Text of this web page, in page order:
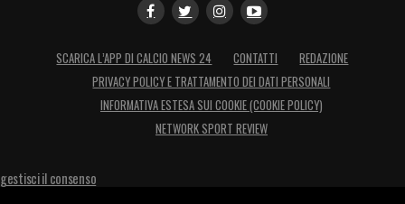
SCARICA L’APP DI CALCIO NEWS 24 CONTATTI
REDAZIONE
PRIVACY POLICY E TRATTAMENTO DEI DATI PERSONALI
INFORMATIVA ESTESA SUI COOKIE (COOKIE POLICY)
NETWORK SPORT REVIEW
gestisci il consenso